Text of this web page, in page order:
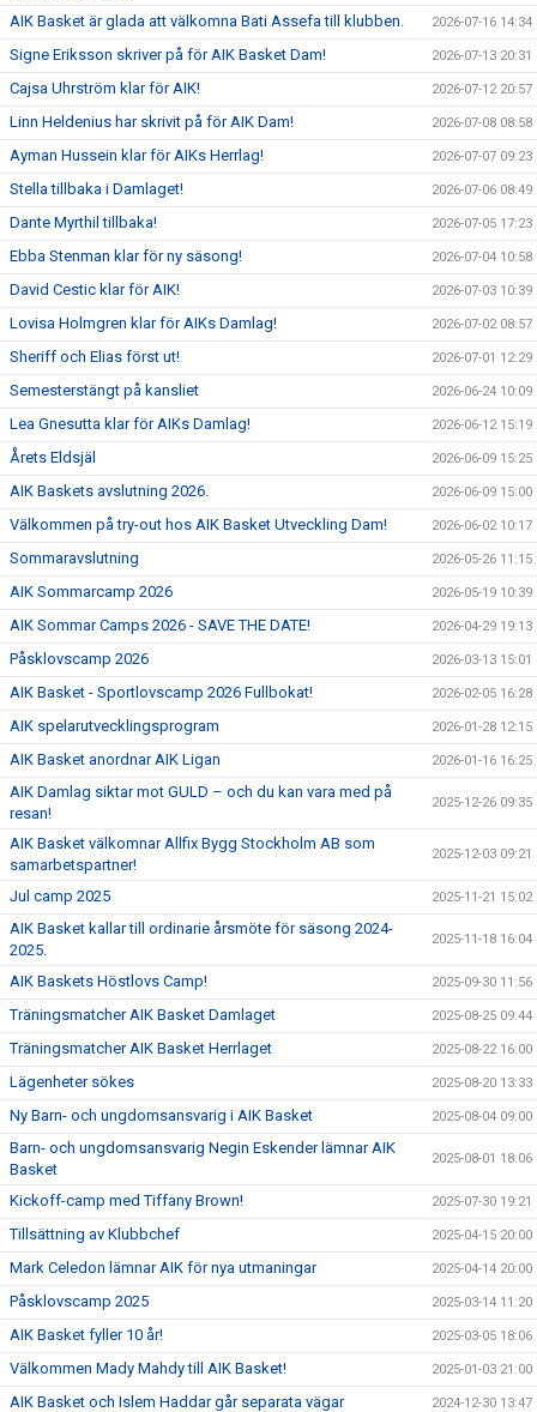
AIK Basket är glada att välkomna Bati Assefa till klubben. 2026-07-16 14:34
Signe Eriksson skriver på för AIK Basket Dam! 2026-07-13 20:31
Cajsa Uhrström klar för AIK! 2026-07-12 20:57
Linn Heldenius har skrivit på för AIK Dam! 2026-07-08 08:58
Ayman Hussein klar för AIKs Herrlag! 2026-07-07 09:23
Stella tillbaka i Damlaget! 2026-07-06 08:49
Dante Myrthil tillbaka! 2026-07-05 17:23
Ebba Stenman klar för ny säsong! 2026-07-04 10:58
David Cestic klar för AIK! 2026-07-03 10:39
Lovisa Holmgren klar för AIKs Damlag! 2026-07-02 08:57
Sheriff och Elias först ut! 2026-07-01 12:29
Semesterstängt på kansliet 2026-06-24 10:09
Lea Gnesutta klar för AIKs Damlag! 2026-06-12 15:19
Årets Eldsjäl 2026-06-09 15:25
AIK Baskets avslutning 2026. 2026-06-09 15:00
Välkommen på try-out hos AIK Basket Utveckling Dam! 2026-06-02 10:17
Sommaravslutning 2026-05-26 11:15
AIK Sommarcamp 2026 2026-05-19 10:39
AIK Sommar Camps 2026 - SAVE THE DATE! 2026-04-29 19:13
Påsklovscamp 2026 2026-03-13 15:01
AIK Basket - Sportlovscamp 2026 Fullbokat! 2026-02-05 16:28
AIK spelarutvecklingsprogram 2026-01-28 12:15
AIK Basket anordnar AIK Ligan 2026-01-16 16:25
AIK Damlag siktar mot GULD – och du kan vara med på
resan!
2025-12-26 09:35
AIK Basket välkomnar Allfix Bygg Stockholm AB som
samarbetspartner!
2025-12-03 09:21
Jul camp 2025 2025-11-21 15:02
AIK Basket kallar till ordinarie årsmöte för säsong 2024-
2025.
2025-11-18 16:04
AIK Baskets Höstlovs Camp! 2025-09-30 11:56
Träningsmatcher AIK Basket Damlaget 2025-08-25 09:44
Träningsmatcher AIK Basket Herrlaget 2025-08-22 16:00
Lägenheter sökes 2025-08-20 13:33
Ny Barn- och ungdomsansvarig i AIK Basket 2025-08-04 09:00
Barn- och ungdomsansvarig Negin Eskender lämnar AIK
Basket
2025-08-01 18:06
Kickoff-camp med Tiffany Brown! 2025-07-30 19:21
Tillsättning av Klubbchef 2025-04-15 20:00
Mark Celedon lämnar AIK för nya utmaningar 2025-04-14 20:00
Påsklovscamp 2025 2025-03-14 11:20
AIK Basket fyller 10 år! 2025-03-05 18:06
Välkommen Mady Mahdy till AIK Basket! 2025-01-03 21:00
AIK Basket och Islem Haddar går separata vägar 2024-12-30 13:47